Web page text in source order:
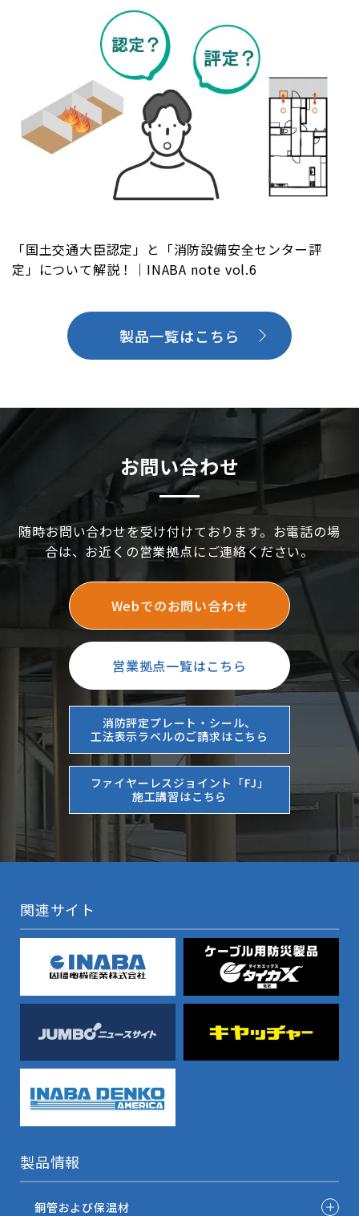
「国土交通大臣認定」と「消防設備安全センター評
定」について解説！｜INABA note vol.6
製品一覧はこちら
お問い合わせ
随時お問い合わせを受け付けております。お電話の場
合は、お近くの営業拠点にご連絡ください。
Webでのお問い合わせ
営業拠点一覧はこちら
消防評定プレート・シール、
工法表示ラベルのご請求はこちら
ファイヤーレスジョイント「FJ」
施工講習はこちら
関連サイト
製品情報
銅管および保温材